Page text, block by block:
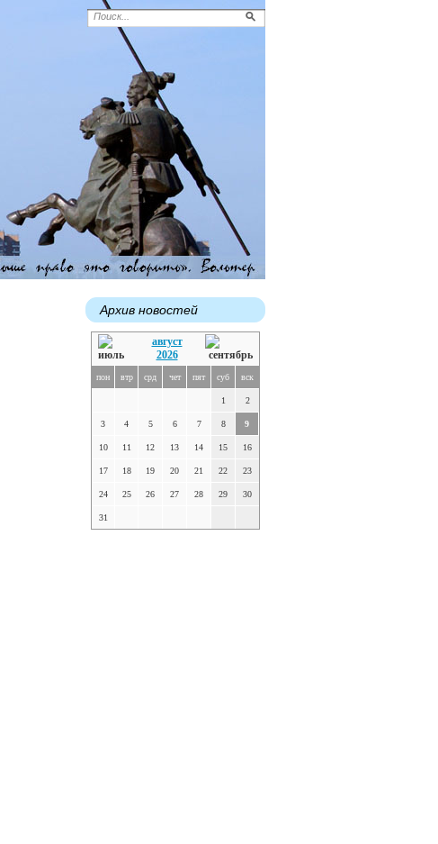
Архив новостей
август
2026
пон втр срд чет пят суб вск
1 2
3 4 5 6 7 8 9
10 11 12 13 14 15 16
17 18 19 20 21 22 23
24 25 26 27 28 29 30
31